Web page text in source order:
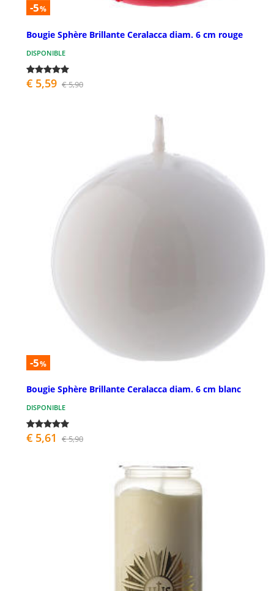
-5%
Bougie Sphère Brillante Ceralacca diam. 6 cm rouge
DISPONIBLE
€ 5,59 € 5,90
-5%
Bougie Sphère Brillante Ceralacca diam. 6 cm blanc
DISPONIBLE
€ 5,61 € 5,90